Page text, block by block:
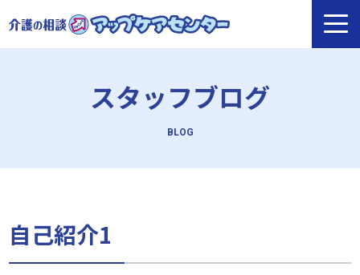
スタッフブログ
自己紹介1